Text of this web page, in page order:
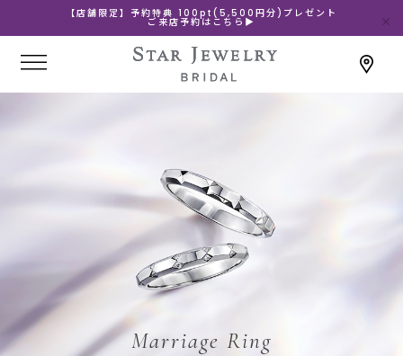
【店舗限定】予約特典 100pt(5,500円分)プレゼント
ご来店予約はこちら▶
Marriage Ring